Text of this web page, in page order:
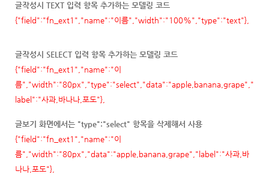
글작성시 TEXT 입력 항목 추가하는 모델링 코드
{"field":"fn_ext1","name":"이름","width":"100%","type":"text"},
글작성시 SELECT 입력 항목 추가하는 모델링 코드
{"field":"fn_ext1","name":"이
름","width":"80px","type":"select","data":"apple,banana,grape","
label":"사과,바나나,포도"},
글보기 화면에서는 "type":"select" 항목을 삭제해서 사용
{"field":"fn_ext1","name":"이
름","width":"80px","data":"apple,banana,grape","label":"사과,바
나나,포도"},